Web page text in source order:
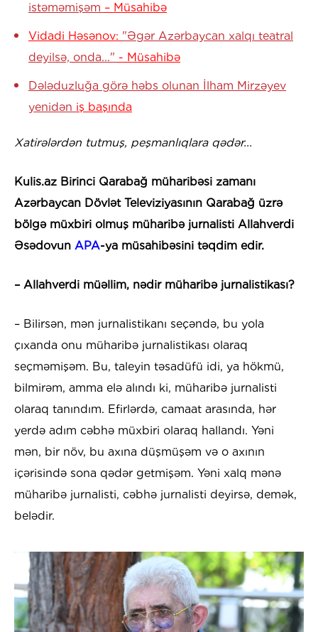
istəməmişəm – Müsahibə
Vidadi Həsənov: "Əgər Azərbaycan xalqı teatral
deyilsə, onda..." - Müsahibə
Dələduzluğa görə həbs olunan İlham Mirzəyev
yenidən iş başında
Xatirələrdən tutmuş, peşmanlıqlara qədər...
Kulis.az Birinci Qarabağ müharibəsi zamanı
Azərbaycan Dövlət Televiziyasının Qarabağ üzrə
bölgə müxbiri olmuş müharibə jurnalisti Allahverdi
Əsədovun APA-ya müsahibəsini təqdim edir.
– Allahverdi müəllim, nədir müharibə jurnalistikası?
– Bilirsən, mən jurnalistikanı seçəndə, bu yola
çıxanda onu müharibə jurnalistikası olaraq
seçməmişəm. Bu, taleyin təsadüfü idi, ya hökmü,
bilmirəm, amma elə alındı ki, müharibə jurnalisti
olaraq tanındım. Efirlərdə, camaat arasında, hər
yerdə adım cəbhə müxbiri olaraq hallandı. Yəni
mən, bir növ, bu axına düşmüşəm və o axının
içərisində sona qədər getmişəm. Yəni xalq mənə
müharibə jurnalisti, cəbhə jurnalisti deyirsə, demək,
belədir.